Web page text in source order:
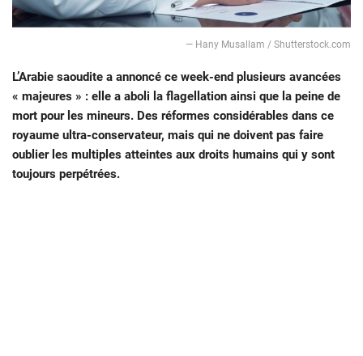
— Hany Musallam / Shutterstock.com
L’Arabie saoudite a annoncé ce week-end plusieurs avancées
« majeures » : elle a aboli la flagellation ainsi que la peine de
mort pour les mineurs. Des réformes considérables dans ce
royaume ultra-conservateur, mais qui ne doivent pas faire
oublier les multiples atteintes aux droits humains qui y sont
toujours perpétrées.